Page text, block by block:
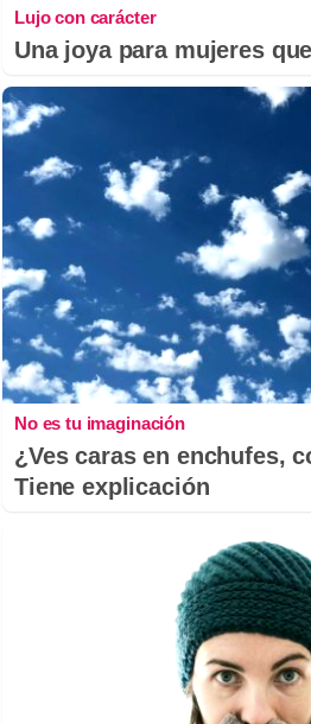
Lujo con carácter
Una joya para mujeres
No es tu imaginación
¿Ves caras en enchufes,
Tiene explicación